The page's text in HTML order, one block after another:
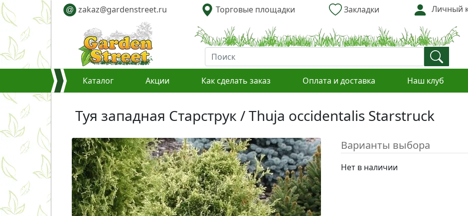
@ zakaz@gardenstreet.ru Торговые площадки Закладки Личный
Каталог Акции Как сделать заказ Оплата и доставка Наш клуб
Туя западная Старструк / Thuja occidentalis Starstruck
Варианты выбора
Нет в наличии